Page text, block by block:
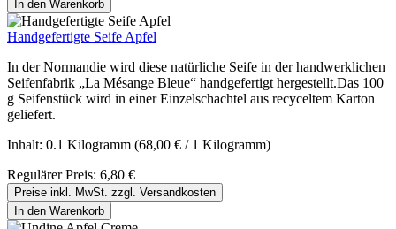
In den Warenkorb
Handgefertigte Seife Apfel
In der Normandie wird diese natürliche Seife in der handwerklichen
Seifenfabrik „La Mésange Bleue“ handgefertigt hergestellt.Das 100
g Seifenstück wird in einer Einzelschachtel aus recyceltem Karton
geliefert.
Inhalt: 0.1 Kilogramm (68,00 € / 1 Kilogramm)
Regulärer Preis: 6,80 €
Preise inkl. MwSt. zzgl. Versandkosten
In den Warenkorb